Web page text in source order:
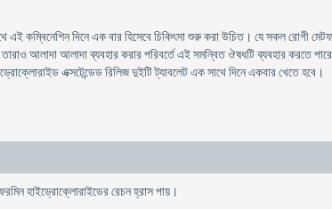
কম্বিনেশিন দিনে এক বার হিসেবে চিকিৎসা শুরু করা উচিত। যে সকল রোগী
আলাদা আলাদা ব্যবহার করার পরিবর্তে এই সমন্বিত ঔষধটি ব্যবহার করতে
এক্সটেন্ডেড রিলিজ দুইটি ট্যাবলেট এক সাথে দিনে একবার খেতে হবে।
হাইড্রোক্লোরাইডের রেচন হ্রাস পায়।